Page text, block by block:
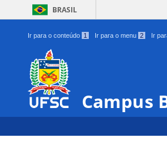
BRASIL
Ir para o conteúdo 1 Ir para o menu 2 Ir
Campus